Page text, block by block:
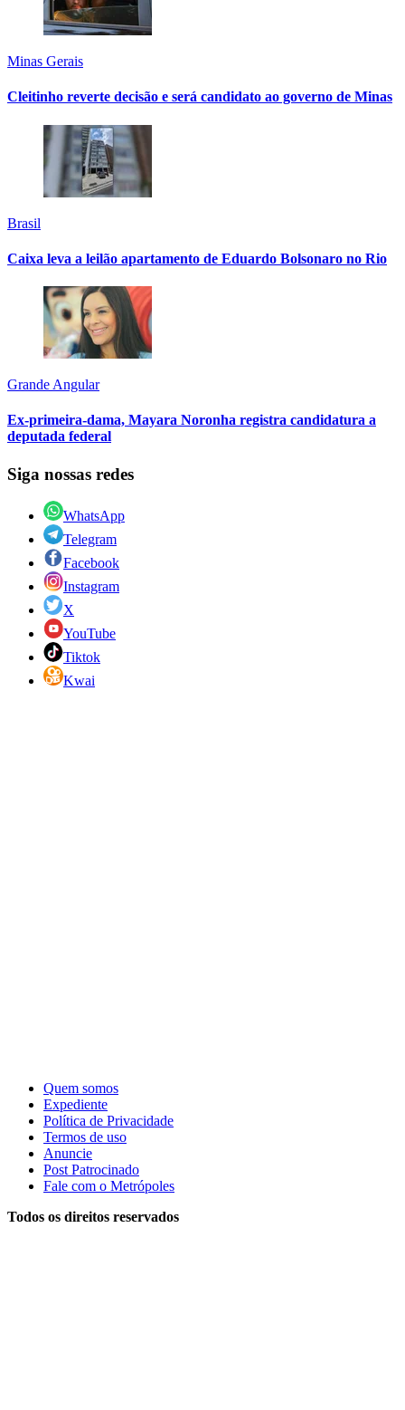
Minas Gerais
Cleitinho reverte decisão e será candidato ao governo de Minas
Brasil
Caixa leva a leilão apartamento de Eduardo Bolsonaro no Rio
Grande Angular
Ex-primeira-dama, Mayara Noronha registra candidatura a
deputada federal
Siga nossas redes
WhatsApp
Telegram
Facebook
Instagram
X
YouTube
Tiktok
Kwai
Quem somos
Expediente
Política de Privacidade
Termos de uso
Anuncie
Post Patrocinado
Fale com o Metrópoles
Todos os direitos reservados